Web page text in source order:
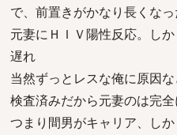
で、前置きがかなり長くな
元妻にＨＩＶ陽性反応。し
遅れ
当然ずっとレスな俺に原因
検査済みだから元妻のは完
つまり間男がキャリア、し